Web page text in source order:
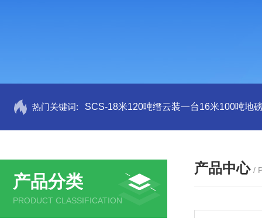
热门关键词: SCS-18米120吨缙云装一台16米100吨地
产品分类
PRODUCT CLASSIFICATION
产品中心 /